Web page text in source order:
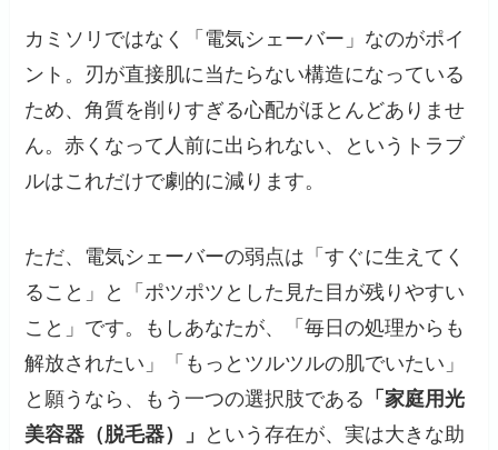
カミソリではなく「電気シェーバー」なのがポイ
ント。刃が直接肌に当たらない構造になっている
ため、角質を削りすぎる心配がほとんどありませ
ん。赤くなって人前に出られない、というトラブ
ルはこれだけで劇的に減ります。
ただ、電気シェーバーの弱点は「すぐに生えてく
ること」と「ポツポツとした見た目が残りやすい
こと」です。もしあなたが、「毎日の処理からも
解放されたい」「もっとツルツルの肌でいたい」
と願うなら、もう一つの選択肢である 「家庭用光
美容器（脱毛器）」
という存在が、実は大きな助